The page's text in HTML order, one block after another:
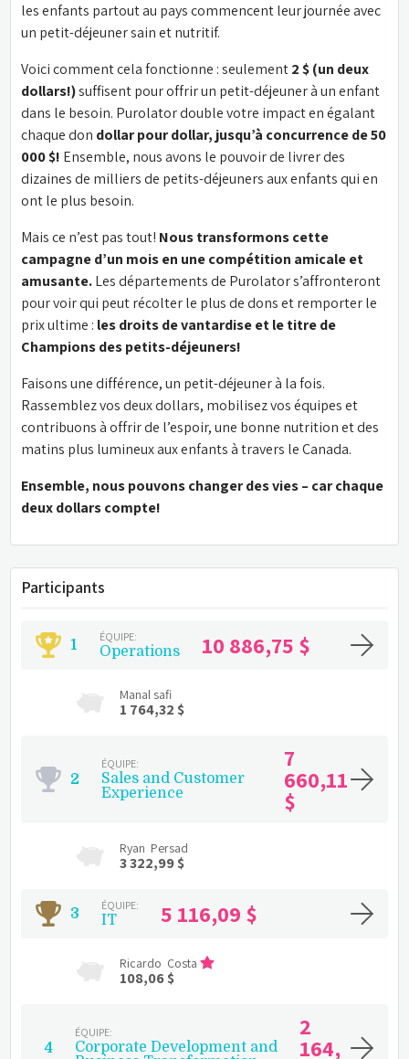
les enfants partout au pays commencent leur journée avec
un petit-déjeuner sain et nutritif.
Voici comment cela fonctionne : seulement 2 $ (un deux
dollars!) suffisent pour offrir un petit-déjeuner à un enfant
dans le besoin. Purolator double votre impact en égalant
chaque don dollar pour dollar, jusqu’à concurrence de 50
000 $! Ensemble, nous avons le pouvoir de livrer des
dizaines de milliers de petits-déjeuners aux enfants qui en
ont le plus besoin.
Mais ce n’est pas tout! Nous transformons cette
campagne d’un mois en une compétition amicale et
amusante. Les départements de Purolator s’affronteront
pour voir qui peut récolter le plus de dons et remporter le
prix ultime : les droits de vantardise et le titre de
Champions des petits-déjeuners!
Faisons une différence, un petit-déjeuner à la fois.
Rassemblez vos deux dollars, mobilisez vos équipes et
contribuons à offrir de l’espoir, une bonne nutrition et des
matins plus lumineux aux enfants à travers le Canada.
Ensemble, nous pouvons changer des vies – car chaque
deux dollars compte!
Participants
1
ÉQUIPE:
Operations 10 886,75 $
Manal safi
1 764,32 $
2
ÉQUIPE:
Sales and Customer
Experience
7
660,11
$
Ryan  Persad
3 322,99 $
3
ÉQUIPE:
IT 5 116,09 $
Ricardo  Costa
108,06 $
4
ÉQUIPE:
Corporate Development and
2
164,